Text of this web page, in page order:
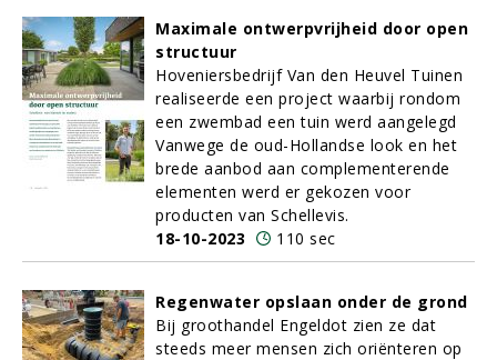
Maximale ontwerpvrijheid door open
structuur
Hoveniersbedrijf Van den Heuvel Tuinen
realiseerde een project waarbij rondom
een zwembad een tuin werd aangelegd
Vanwege de oud-Hollandse look en het
brede aanbod aan complementerende
elementen werd er gekozen voor
producten van Schellevis.
18-10-2023
110 sec
Regenwater opslaan onder de grond
Bij groothandel Engeldot zien ze dat
steeds meer mensen zich oriënteren op